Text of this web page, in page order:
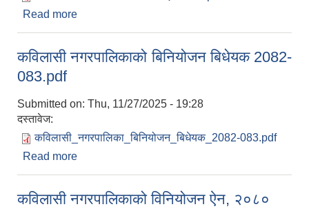
Read more
कविलासी नगरपालिकाको बिनियोजन बिधेयक 2082-
083.pdf
Submitted on: Thu, 11/27/2025 - 19:28
दस्तावेज:
कविलासी_नगरपालिका_बिनियोजन_बिधेयक_2082-083.pdf
Read more
कविलासी नगरपालिकाको विनियोजन ऐन, २०८०